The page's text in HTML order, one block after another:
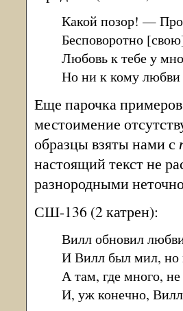
Какой позор! —
Бесповоротно
Любовь к тебе у
Но ни к кому любви
Еще парочка
местоимение
образцы взяты нами с
настоящий текст не
разнородными
СШ-136 (2 катрен):
Вилл обновил
И Вилл был мил, но
А там, где много,
И, уж конечно,